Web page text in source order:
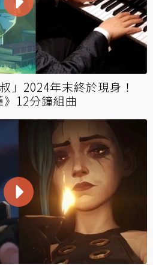
」2024年末終於現身！
12分鐘組曲